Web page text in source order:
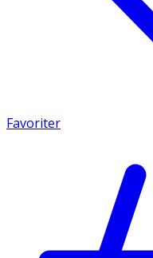
Favoriter